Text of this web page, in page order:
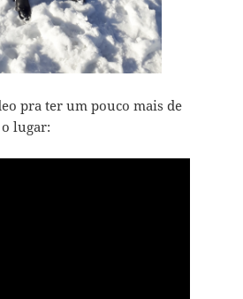
pra ter um pouco mais de
lugar: